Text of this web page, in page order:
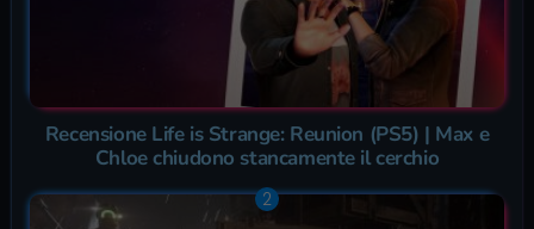
Recensione Life is Strange: Reunion (PS5) | Max e
Chloe chiudono stancamente il cerchio